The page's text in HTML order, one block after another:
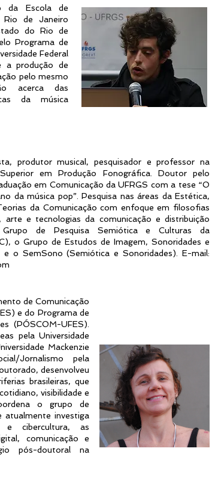
da Escola de
Rio de Janeiro
do Rio de
Programa de
Federal
a produção de
pelo mesmo
acerca das
da música
produtor musical, pesquisador e professor na
em Produção Fonográfica. Doutor pelo
em Comunicação da UFRGS com a tese “O
da música pop”. Pesquisa nas áreas da Estética,
da Comunicação com enfoque em filosofias
arte e tecnologias da comunicação e distribuição
de Pesquisa Semiótica e Culturas da
o Grupo de Estudos de Imagem, Sonoridades e
e o SemSono (Semiótica e Sonoridades). E-mail:
de Comunicação
e do Programa de
(PÓSCOM-UFES).
pela Universidade
Mackenzie
Jornalismo pela
desenvolveu
brasileiras, que
visibilidade e
o grupo de
atualmente investiga
e cibercultura, as
comunicação e
pós-doutoral na